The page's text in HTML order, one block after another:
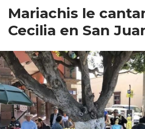
Mariachis le
Cecilia en San